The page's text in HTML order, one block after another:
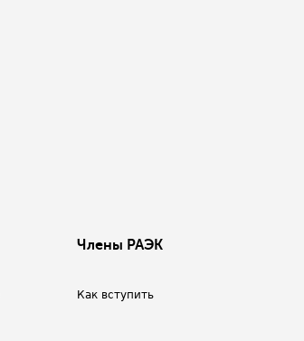
Члены РАЭК
Как вступить